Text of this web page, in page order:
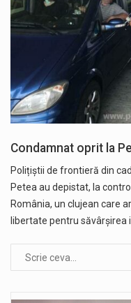
Condamnat oprit la
Polițiștii de frontieră din
Petea au depistat, la
România, un clujean care
libertate pentru săvârșirea